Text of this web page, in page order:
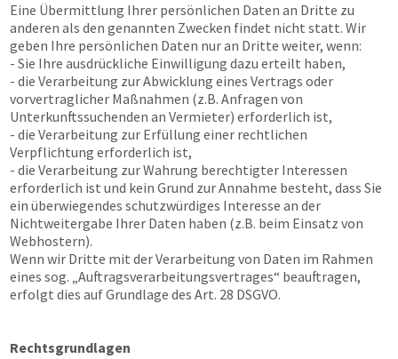
Eine Übermittlung Ihrer persönlichen Daten an Dritte zu
anderen als den genannten Zwecken findet nicht statt. Wir
geben Ihre persönlichen Daten nur an Dritte weiter, wenn:
- Sie Ihre ausdrückliche Einwilligung dazu erteilt haben,
- die Verarbeitung zur Abwicklung eines Vertrags oder
vorvertraglicher Maßnahmen (z.B. Anfragen von
Unterkunftssuchenden an Vermieter) erforderlich ist,
- die Verarbeitung zur Erfüllung einer rechtlichen
Verpflichtung erforderlich ist,
- die Verarbeitung zur Wahrung berechtigter Interessen
erforderlich ist und kein Grund zur Annahme besteht, dass Sie
ein überwiegendes schutzwürdiges Interesse an der
Nichtweitergabe Ihrer Daten haben (z.B. beim Einsatz von
Webhostern).
Wenn wir Dritte mit der Verarbeitung von Daten im Rahmen
eines sog. „Auftragsverarbeitungsvertrages“ beauftragen,
erfolgt dies auf Grundlage des Art. 28 DSGVO.
Rechtsgrundlagen